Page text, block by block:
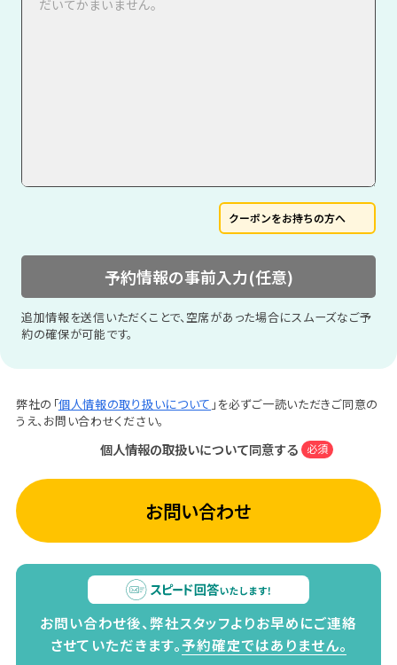
クーポンをお持ちの方へ
予約情報の事前入力(任意)
追加情報を送信いただくことで、空席があった場合にスムーズなご予
約の確保が可能です。
弊社の「個人情報の取り扱いについて 」を必ずご一読いただきご同意の
うえ、お問い合わせください。
個人情報の取扱いについて同意する 必須
お問い合わせ
お問い合わせ後、弊社スタッフよりお早めにご連絡
させていただきます。予約確定ではありません。